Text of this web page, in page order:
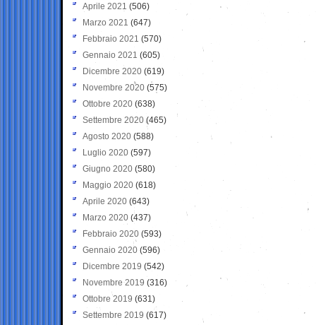
Aprile 2021 (506)
Marzo 2021 (647)
Febbraio 2021 (570)
Gennaio 2021 (605)
Dicembre 2020 (619)
Novembre 2020 (575)
Ottobre 2020 (638)
Settembre 2020(465)
Agosto 2020 (588)
Luglio 2020 (597)
Giugno 2020 (580)
Maggio 2020 (618)
Aprile 2020 (643)
Marzo 2020 (437)
Febbraio 2020 (593)
Gennaio 2020 (596)
Dicembre 2019 (542)
Novembre 2019 (316)
Ottobre 2019 (631)
Settembre 2019 (617)